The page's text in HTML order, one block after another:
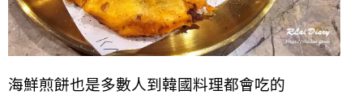
海鮮煎餅也是多數人到韓國料理都會吃的